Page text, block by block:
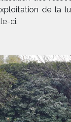
de la
ci.